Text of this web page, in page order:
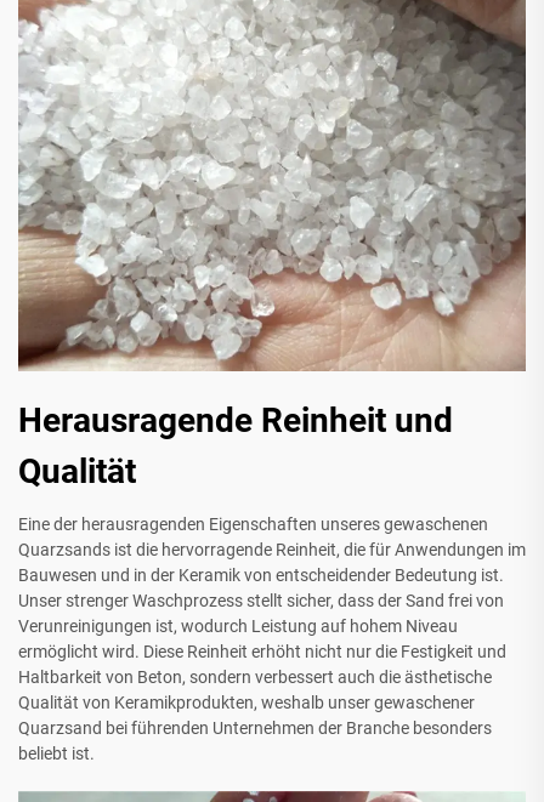
Herausragende Reinheit und
Qualität
Eine der herausragenden Eigenschaften unseres gewaschenen
Quarzsands ist die hervorragende Reinheit, die für Anwendungen im
Bauwesen und in der Keramik von entscheidender Bedeutung ist.
Unser strenger Waschprozess stellt sicher, dass der Sand frei von
Verunreinigungen ist, wodurch Leistung auf hohem Niveau
ermöglicht wird. Diese Reinheit erhöht nicht nur die Festigkeit und
Haltbarkeit von Beton, sondern verbessert auch die ästhetische
Qualität von Keramikprodukten, weshalb unser gewaschener
Quarzsand bei führenden Unternehmen der Branche besonders
beliebt ist.